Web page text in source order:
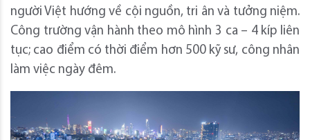
người Việt hướng về cội nguồn, tri ân và tưởng niệm.
Công trường vận hành theo mô hình 3 ca – 4 kíp liên
tục; cao điểm có thời điểm hơn 500 kỹ sư, công nhân
làm việc ngày đêm.